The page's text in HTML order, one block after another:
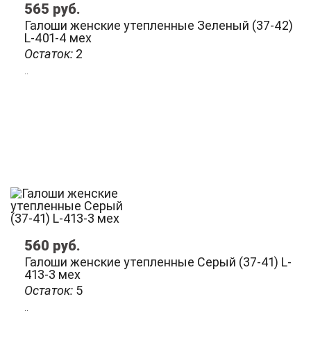
Остаток: 2
Галоши женcкие утепленные Зеленый (37-42)
L-401-4 мех
565 руб.
Остаток: 5
Галоши женcкие утепленные Серый (37-41) L-
413-3 мех
560 руб.